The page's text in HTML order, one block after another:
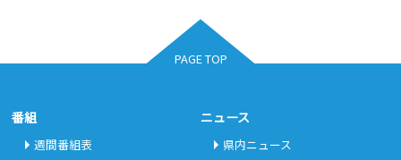
PAGE TOP
番組
週間番組表
ニュース
県内ニュース